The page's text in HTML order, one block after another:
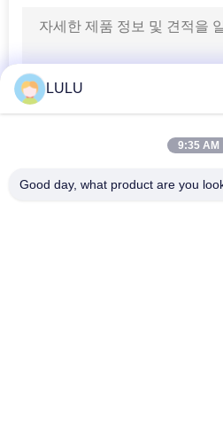
회전대 피마
LULU
9:35 AM
Good day, what product are you